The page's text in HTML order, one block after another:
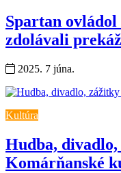
Spartan
zdolávali
2025. 7 júna.
Kultúra
Hudba,
Komárňanské